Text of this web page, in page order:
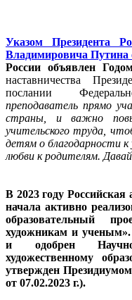
Указом Президента
Владимировича Путина
России объявлен
наставничества
послании
преподаватель прямо
страны, и важно
учительского труда,
детям о благодарности
любви к родителям.
В 2023 году Российская
начала активно
образовательный
художникам и
и одобрен
художественному
утвержден
от 07.02.2023 г.).